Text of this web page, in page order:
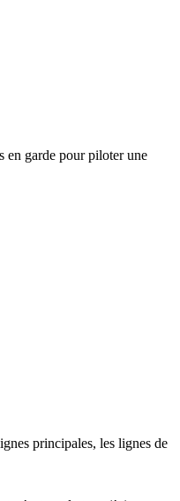
en garde pour piloter une
principales, les lignes de